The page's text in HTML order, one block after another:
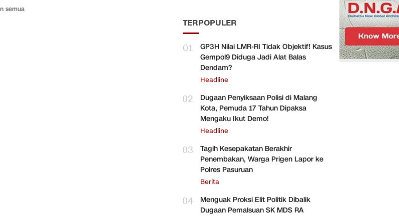
semua
TERPOPULER
01
GP3H Nilai LMR-RI Tidak Objektif! Kasus
Gempol9 Diduga Jadi Alat Balas
Dendam?
Headline
02
Dugaan Penyiksaan Polisi di Malang
Kota, Pemuda 17 Tahun Dipaksa
Mengaku Ikut Demo!
Headline
03
Tagih Kesepakatan Berakhir
Penembakan, Warga Prigen Lapor ke
Polres Pasuruan
Berita
04
Menguak Proksi Elit Politik Dibalik
Dugaan Pemalsuan SK MDS RA